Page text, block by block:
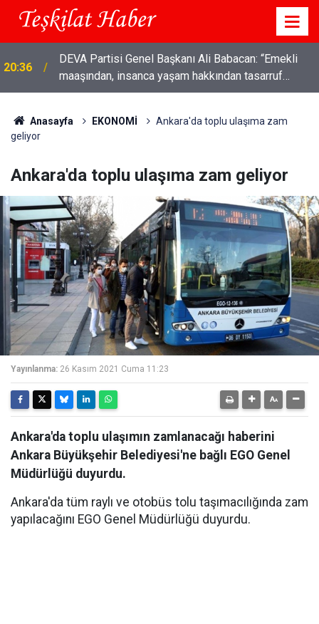
20:36
DEVA Partisi Genel Başkanı Ali Babacan: “Emekli
maaşından, insanca yaşam hakkından tasarruf
olmaz"
Anasayfa EKONOMİ
Ankara'da toplu ulaşıma zam
geliyor
Ankara'da toplu ulaşıma zam geliyor
Yayınlanma: 26 Kasım 2021 Cuma 11:23
Ankara'da toplu ulaşımın zamlanacağı haberini
Ankara Büyükşehir Belediyesi'ne bağlı EGO Genel
Müdürlüğü duyurdu.
Ankara'da tüm raylı ve otobüs tolu taşımacılığında zam
yapılacağını EGO Genel Müdürlüğü duyurdu.